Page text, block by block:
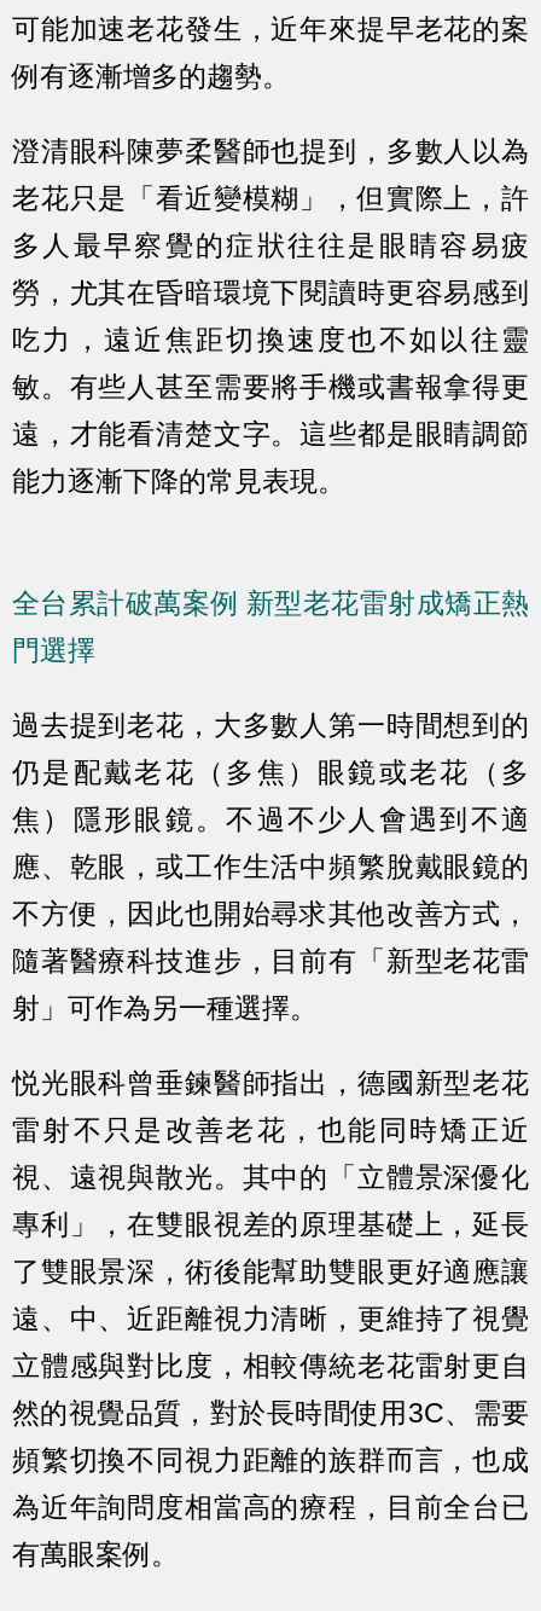
可能加速老花發生，近年來提早老花的案
例有逐漸增多的趨勢。
澄清眼科陳夢柔醫師也提到，多數人以為
老花只是「看近變模糊」，但實際上，許
多人最早察覺的症狀往往是眼睛容易疲
勞，尤其在昏暗環境下閱讀時更容易感到
吃力，遠近焦距切換速度也不如以往靈
敏。有些人甚至需要將手機或書報拿得更
遠，才能看清楚文字。這些都是眼睛調節
能力逐漸下降的常見表現。
全台累計破萬案例 新型老花雷射成矯正熱
門選擇
過去提到老花，大多數人第一時間想到的
仍是配戴老花（多焦）眼鏡或老花（多
焦）隱形眼鏡。不過不少人會遇到不適
應、乾眼，或工作生活中頻繁脫戴眼鏡的
不方便，因此也開始尋求其他改善方式，
隨著醫療科技進步，目前有「新型老花雷
射」可作為另一種選擇。
悦光眼科曾垂鍊醫師指出，德國新型老花
雷射不只是改善老花，也能同時矯正近
視、遠視與散光。其中的「立體景深優化
專利」，在雙眼視差的原理基礎上，延長
了雙眼景深，術後能幫助雙眼更好適應讓
遠、中、近距離視力清晰，更維持了視覺
立體感與對比度，相較傳統老花雷射更自
然的視覺品質，對於長時間使用3C、需要
頻繁切換不同視力距離的族群而言，也成
為近年詢問度相當高的療程，目前全台已
有萬眼案例。